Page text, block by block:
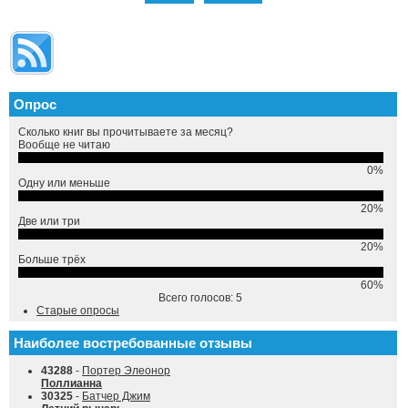
Опрос
Сколько книг вы прочитываете за месяц?
Вообще не читаю
0%
Одну или меньше
20%
Две или три
20%
Больше трёх
60%
Всего голосов: 5
Старые опросы
Наиболее востребованные отзывы
43288 - Портер Элеонор
Поллианна
30325 - Батчер Джим